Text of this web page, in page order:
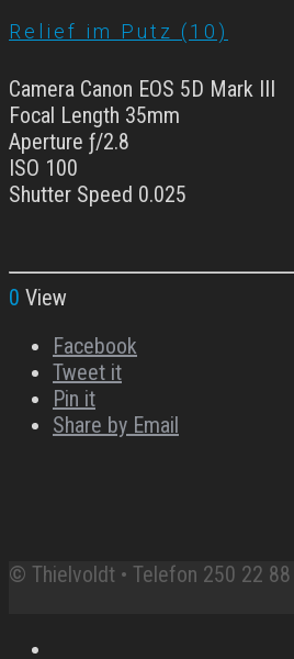
Relief im Putz (10)
Camera Canon EOS 5D Mark III
Focal Length 35mm
Aperture ƒ/2.8
ISO 100
Shutter Speed 0.025
0 View
Facebook
Tweet it
Pin it
Share by Email
© Thielvoldt • Telefon 250 22 88